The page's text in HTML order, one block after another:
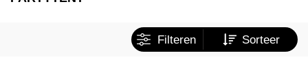
Filteren Sorteer